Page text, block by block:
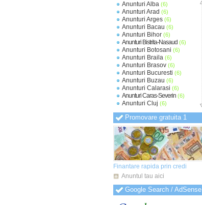
Anunturi Alba (6)
Anunturi Arad (6)
Anunturi Arges (6)
Anunturi Bacau (6)
Anunturi Bihor (6)
Anunturi Bistrita-Nasaud (6)
Anunturi Botosani (6)
Anunturi Braila (6)
Anunturi Brasov (6)
Anunturi Bucuresti (6)
Anunturi Buzau (6)
Anunturi Calarasi (6)
Anunturi Caras-Severin (6)
Anunturi Cluj (6)
Anunturi Constanta
Anunturi Covasna(6)
Anunturi Dambovita(6)
Anunturi Dolj(6)
Anunturi Galati(6)
Anunturi Giurgiu(6)
Anunturi Gorj(6)
Anunturi Harghita (6)
Anunturi Hunedoara
Anunturi Ialomita
Anunturi Iasi(6)
Anunturi Ilfov(6)
Anunturi Maramures
Promovare gratuita 1
Finantare rapida prin credi
Anuntul tau aici
Google Search / AdSense